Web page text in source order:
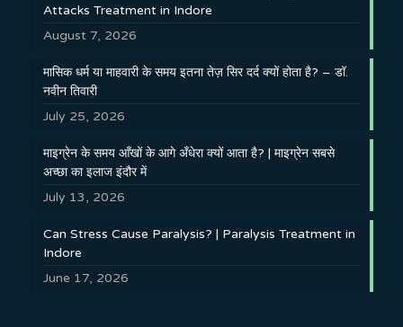
Attacks Treatment in Indore
August 7, 2026
मासिक धर्म या माहवारी के समय इतना तेज़ सिर दर्द क्यों होता है? – डॉ.
नवीन तिवारी
July 25, 2026
माइग्रेन के समय आँखों के आगे अँधेरा क्यों आता है? | माइग्रेन सबसे
अच्छा का इलाज इंदौर में
July 13, 2026
Can Stress Cause Paralysis? | Paralysis Treatment in
Indore
June 17, 2026